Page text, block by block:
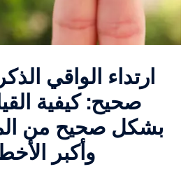
ارتداء الواقي
صحيح: كيفية
بشكل صحيح من
وأكبر